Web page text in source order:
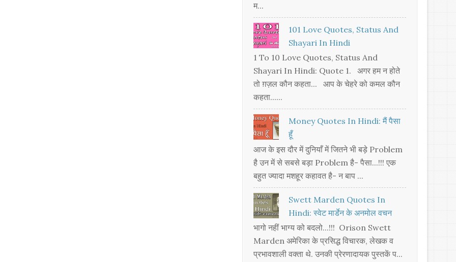
म...
101 Love Quotes, Status And
Shayari In Hindi
1 To 10 Love Quotes, Status And
Shayari In Hindi: Quote 1. अगर हम न होते
तो ग़ज़ल कौन कहता... आप के चेहरे को कमल कौन
कहता......
Money Quotes In Hindi: मैं पैसा
हूँ
आज के इस दौर में दुनियाँ में जितने भी बड़े Problem
है उन में से सबसे बड़ा Problem है- पैसा...!!! एक
बहुत ज्यादा मशहूर कहावत है- न बाप ...
Swett Marden Quotes In
Hindi: स्वेट मार्डेन के अनमोल वचन
भागो नहीं भाग्य को बदलो...!!! Orison Swett
Marden अमेरिका के प्रसिद्ध विचारक, लेखक व
प्रभावशाली वक्ता थे. उनकी प्रेरणादायक पुस्तकें प...